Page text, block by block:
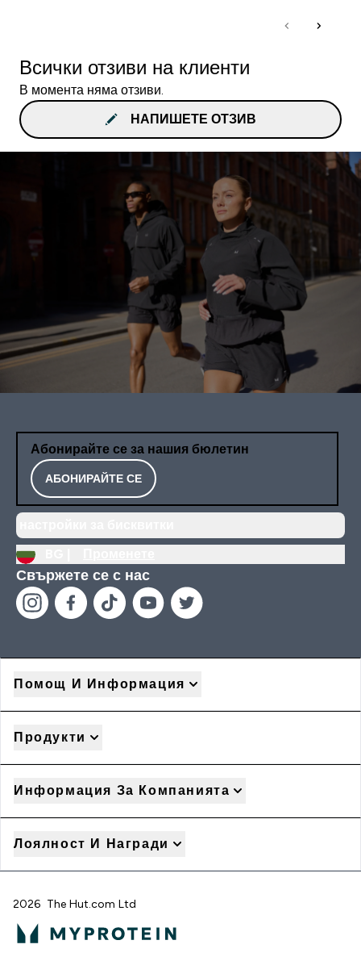
Всички отзиви на клиенти
В момента няма отзиви.
НАПИШЕТЕ ОТЗИВ
Абонирайте се за нашия бюлетин
АБОНИРАЙТЕ СЕ
Свържете се с нас
Помощ И Информация
Продукти
Информация За Компанията
Лоялност И Награди
2026 The Hut.com Ltd